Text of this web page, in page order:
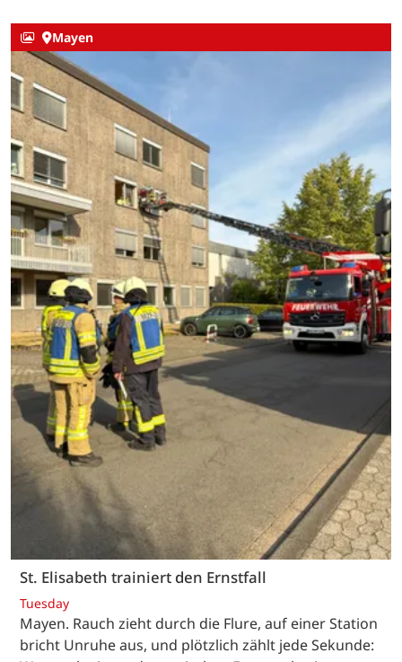
Mayen
St. Elisabeth trainiert den Ernstfall
Tuesday
Mayen. Rauch zieht durch die Flure, auf einer Station
bricht Unruhe aus, und plötzlich zählt jede Sekunde: